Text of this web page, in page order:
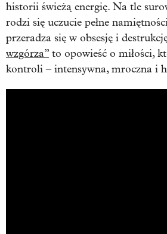
historii świeżą energię. Na tle
rodzi się uczucie pełne
przeradza się w obsesję i
wzgórza” to opowieść o miłości,
kontroli – intensywna, mroczna i